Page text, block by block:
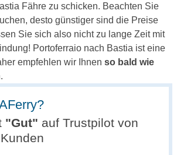
Fähre zu schicken. Beachten Sie
desto günstiger sind die Preise
Sie sich also nicht zu lange Zeit mit
Portoferraio nach Bastia ist eine
empfehlen wir Ihnen so bald wie
AFerry?
"Gut" auf Trustpilot von